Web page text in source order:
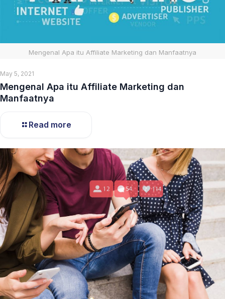
Mengenal Apa itu Affiliate Marketing dan Manfaatnya
May 5, 2021
Mengenal Apa itu Affiliate Marketing dan
Manfaatnya
Read more